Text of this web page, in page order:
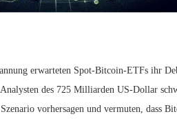
erwarteten Spot-Bitcoin-ETFs ihr
des 725 Milliarden US-Dollar
vorhersagen und vermuten, dass